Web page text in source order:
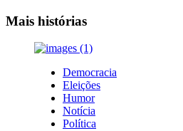
Mais histórias
Democracia
Eleições
Humor
Notícia
Política